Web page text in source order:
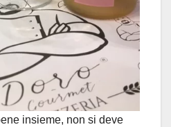
insieme, non si deve